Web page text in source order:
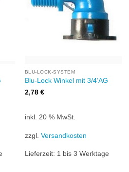
BLU-LOCK-SYSTEM
Blu-Lock Winkel mit 3/4’AG
2,78 €
inkl. 20 % MwSt.
zzgl. Versandkosten
Lieferzeit: 1 bis 3 Werktage